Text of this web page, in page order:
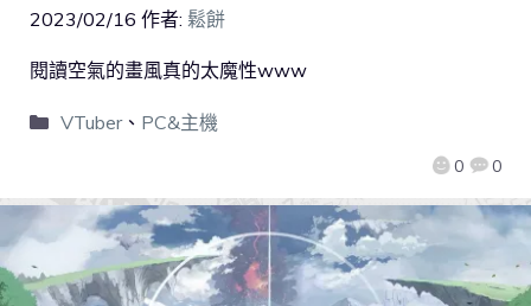
2023/02/16 作者: 鬆餅
0 0
閱讀空氣的畫風真的太魔性www
VTuber、 PC&主機